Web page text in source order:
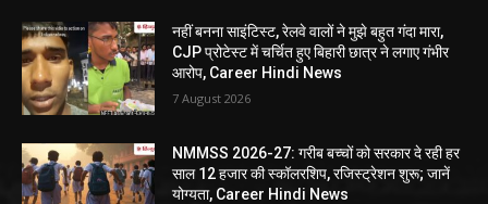
नहीं बनना साइंटिस्ट, रेलवे वालों ने मुझे बहुत गंदा मारा,
CJP प्रोटेस्ट में चर्चित हुए बिहारी छात्र ने लगाए गंभीर
आरोप, Career Hindi News
7 August 2026
NMMSS 2026-27: गरीब बच्चों को सरकार दे रही हर
साल 12 हजार की स्कॉलरशिप, रजिस्ट्रेशन शुरू; जानें
योग्यता, Career Hindi News